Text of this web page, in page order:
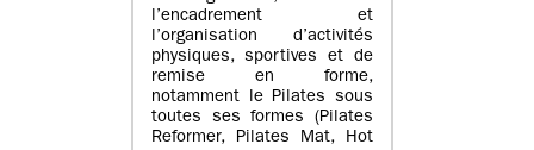
l’encadrement et
l’organisation d’activités
physiques, sportives et de
remise en forme,
notamment le Pilates sous
toutes ses formes (Pilates
Reformer, Pilates Mat, Hot